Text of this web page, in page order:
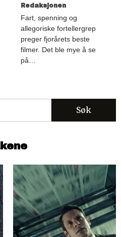
Redaksjonen
Fart, spenning og
allegoriske fortellergrep
preger fjorårets beste
filmer. Det ble mye å se
på…